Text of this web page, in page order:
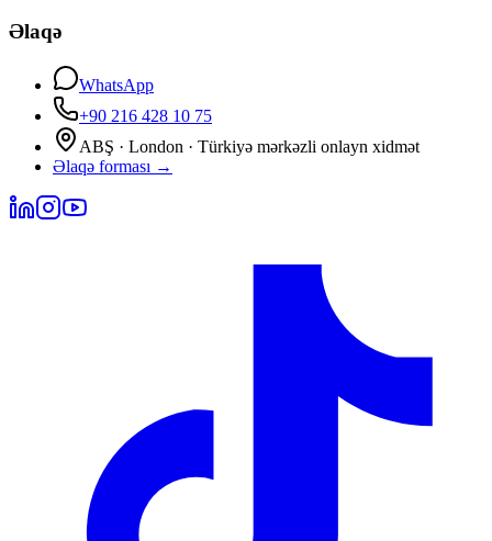
Əlaqə
WhatsApp
+90 216 428 10 75
ABŞ · London · Türkiyə mərkəzli onlayn xidmət
Əlaqə forması →